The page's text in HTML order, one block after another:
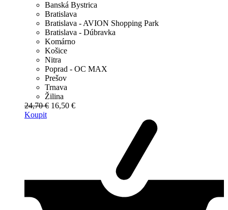
Banská Bystrica
Bratislava
Bratislava - AVION Shopping Park
Bratislava - Dúbravka
Komárno
Košice
Nitra
Poprad - OC MAX
Prešov
Trnava
Žilina
24,70 € 16,50 €
Koupit